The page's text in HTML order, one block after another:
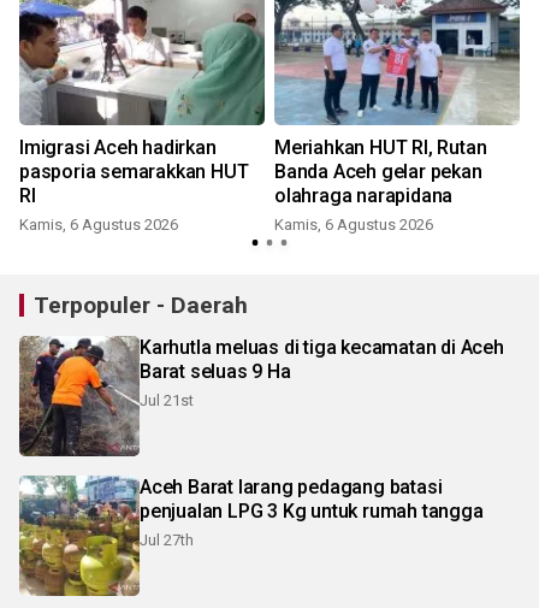
Imigrasi Aceh hadirkan
pasporia semarakkan HUT
RI
Kamis, 6 Agustus 2026
Meriahkan HUT RI, Rutan
Banda Aceh gelar pekan
olahraga narapidana
Kamis, 6 Agustus 2026
Terpopuler - Daerah
Karhutla meluas di tiga kecamatan di Aceh
Barat seluas 9 Ha
Jul 21st
Aceh Barat larang pedagang batasi
penjualan LPG 3 Kg untuk rumah tangga
Jul 27th